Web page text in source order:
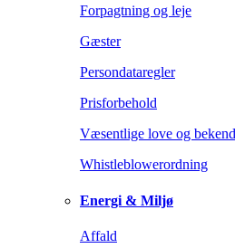
Forpagtning og leje
Gæster
Persondataregler
Prisforbehold
Væsentlige love og
Whistleblowerordning
Energi & Miljø
Affald